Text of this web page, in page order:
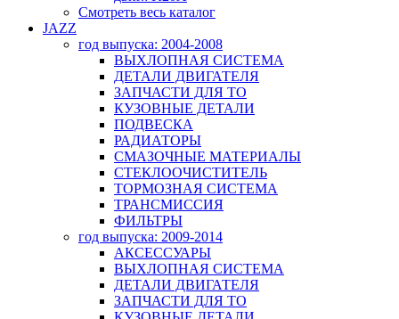
Смотреть весь каталог
JAZZ
год выпуска: 2004-2008
ВЫХЛОПНАЯ СИСТЕМА
ДЕТАЛИ ДВИГАТЕЛЯ
ЗАПЧАСТИ ДЛЯ ТО
КУЗОВНЫЕ ДЕТАЛИ
ПОДВЕСКА
РАДИАТОРЫ
СМАЗОЧНЫЕ МАТЕРИАЛЫ
СТЕКЛООЧИСТИТЕЛЬ
ТОРМОЗНАЯ СИСТЕМА
ТРАНСМИССИЯ
ФИЛЬТРЫ
год выпуска: 2009-2014
АКСЕССУАРЫ
ВЫХЛОПНАЯ СИСТЕМА
ДЕТАЛИ ДВИГАТЕЛЯ
ЗАПЧАСТИ ДЛЯ ТО